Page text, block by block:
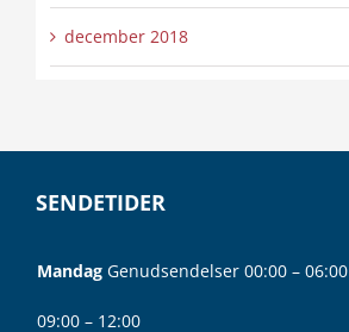
december 2018
SENDETIDER
Mandag Genudsendelser 00:00 – 06:00
09:00 – 12:00